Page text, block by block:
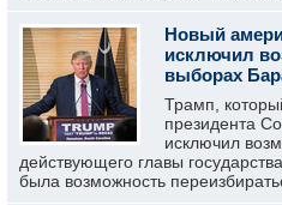
Новый
исключил
выборах
Трамп,
президента
исключил
действующего главы
была возможность